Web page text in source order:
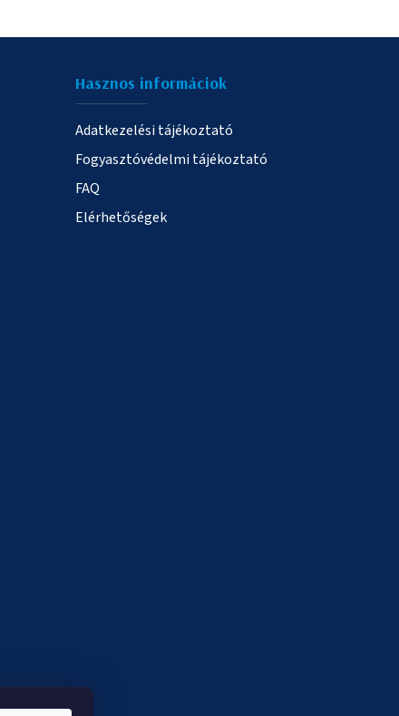
Hasznos informáciok
Adatkezelési tájékoztató
Fogyasztóvédelmi tájékoztató
FAQ
Elérhetőségek